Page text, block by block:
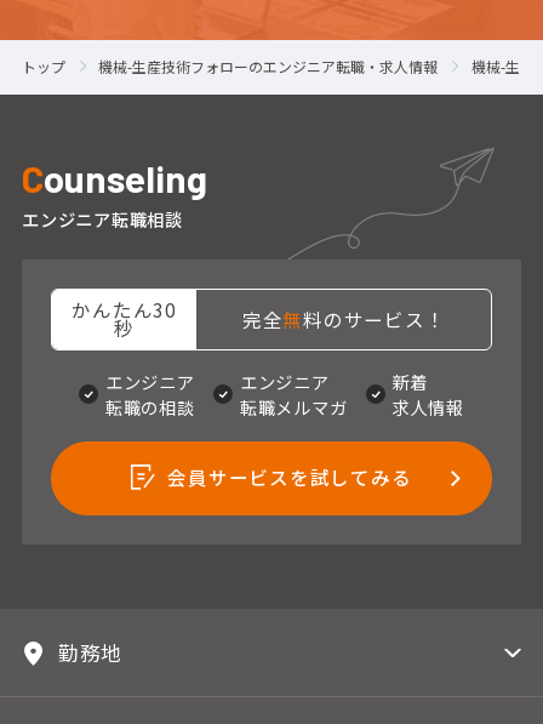
トップ 機械-生産技術フォローのエンジニア転職・求人情報 機械-生産
Counseling
エンジニア転職相談
かんたん30
秒 完全無料のサービス！
エンジニア
転職の相談
エンジニア
転職メルマガ
新着
求人情報
会員サービスを試してみる
勤務地